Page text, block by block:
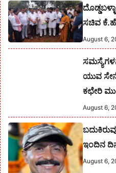
ಸಚಿವ
August 6,
ಯುವ
ಕಛೇರಿ
August 6,
ಇಂದಿನ
August 6,